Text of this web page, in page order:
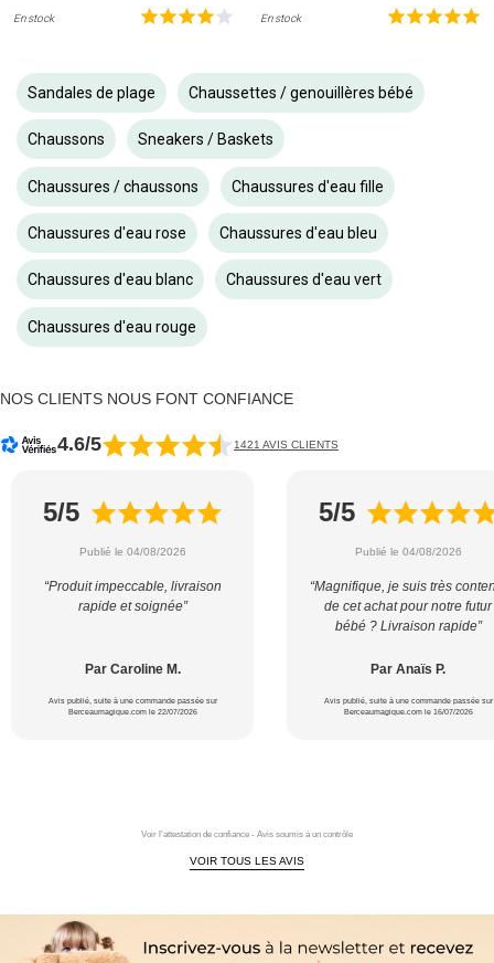
En stock En stock
Sandales de plage Chaussettes / genouillères bébé
Chaussons Sneakers / Baskets
Chaussures / chaussons Chaussures d'eau fille
Chaussures d'eau rose Chaussures d'eau bleu
Chaussures d'eau blanc Chaussures d'eau vert
Chaussures d'eau rouge
NOS CLIENTS NOUS FONT CONFIANCE
4.6/5 1421 AVIS CLIENTS
5/5
Publié le 04/08/2026
“Produit impeccable, livraison
rapide et soignée”
Par Caroline M.
Avis publié, suite à une commande passée sur
Berceaumagique.com le 22/07/2026
5/5
Publié le 04/08/2026
“Magnifique, je suis très
de cet achat pour notre futur
bébé ? Livraison rapide”
Par Anaïs P.
Avis publié, suite à une commande passée sur
Berceaumagique.com le 16/07/2026
Voir l'attestation de confiance - Avis soumis à un contrôle
VOIR TOUS LES AVIS